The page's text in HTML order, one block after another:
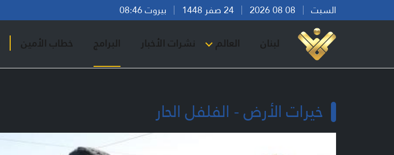
السبت بيروت 08:46
لبنان العالم نشرات الأخبار البرامج خطاب الأمين
خيرات الأرض - الفلفل الحار